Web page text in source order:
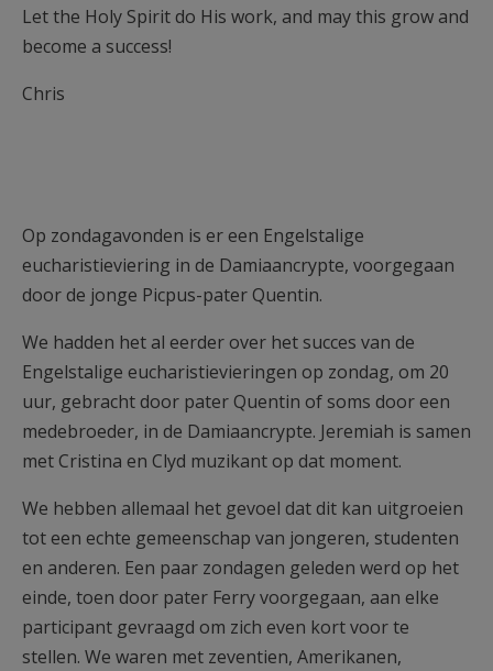
Let the Holy Spirit do His work, and may this grow and
become a success!
Chris
Op zondagavonden is er een Engelstalige
eucharistieviering in de Damiaancrypte, voorgegaan
door de jonge Picpus-pater Quentin.
We hadden het al eerder over het succes van de
Engelstalige eucharistievieringen op zondag, om 20
uur, gebracht door pater Quentin of soms door een
medebroeder, in de Damiaancrypte. Jeremiah is samen
met Cristina en Clyd muzikant op dat moment.
We hebben allemaal het gevoel dat dit kan uitgroeien
tot een echte gemeenschap van jongeren, studenten
en anderen. Een paar zondagen geleden werd op het
einde, toen door pater Ferry voorgegaan, aan elke
participant gevraagd om zich even kort voor te
stellen. We waren met zeventien, Amerikanen,